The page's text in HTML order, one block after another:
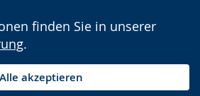
finden Sie in unserer
.
Alle akzeptieren